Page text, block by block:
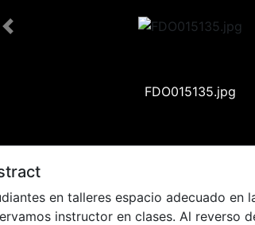
FDO015135.jpg
Previous
en talleres espacio adecuado en
instructor en clases. Al reverso